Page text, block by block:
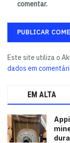
A cobertura
Foram
de um aumento
produtores de
Entre as
Startups, o
Bahia Farm
estrutura de
comentar.
Este site utiliza o
dados em
EM ALTA